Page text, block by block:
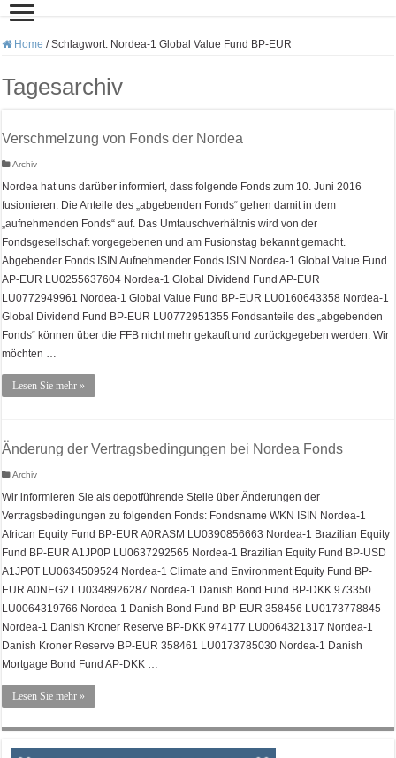
Home / Schlagwort: Nordea-1 Global Value Fund BP-EUR
Tagesarchiv
Verschmelzung von Fonds der Nordea
Archiv
Nordea hat uns darüber informiert, dass folgende Fonds zum 10. Juni 2016
fusionieren. Die Anteile des „abgebenden Fonds“ gehen damit in dem
„aufnehmenden Fonds“ auf. Das Umtauschverhältnis wird von der
Fondsgesellschaft vorgegebenen und am Fusionstag bekannt gemacht.
Abgebender Fonds ISIN Aufnehmender Fonds ISIN Nordea-1 Global Value Fund
AP-EUR LU0255637604 Nordea-1 Global Dividend Fund AP-EUR
LU0772949961 Nordea-1 Global Value Fund BP-EUR LU0160643358 Nordea-1
Global Dividend Fund BP-EUR LU0772951355 Fondsanteile des „abgebenden
Fonds“ können über die FFB nicht mehr gekauft und zurückgegeben werden. Wir
möchten …
Lesen Sie mehr »
Änderung der Vertragsbedingungen bei Nordea Fonds
Archiv
Wir informieren Sie als depotführende Stelle über Änderungen der
Vertragsbedingungen zu folgenden Fonds: Fondsname WKN ISIN Nordea-1
African Equity Fund BP-EUR A0RASM LU0390856663 Nordea-1 Brazilian Equity
Fund BP-EUR A1JP0P LU0637292565 Nordea-1 Brazilian Equity Fund BP-USD
A1JP0T LU0634509524 Nordea-1 Climate and Environment Equity Fund BP-
EUR A0NEG2 LU0348926287 Nordea-1 Danish Bond Fund BP-DKK 973350
LU0064319766 Nordea-1 Danish Bond Fund BP-EUR 358456 LU0173778845
Nordea-1 Danish Kroner Reserve BP-DKK 974177 LU0064321317 Nordea-1
Danish Kroner Reserve BP-EUR 358461 LU0173785030 Nordea-1 Danish
Mortgage Bond Fund AP-DKK …
Lesen Sie mehr »